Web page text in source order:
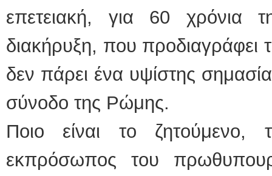
επετειακή, για 60 χρόνια
διακήρυξη, που
δεν πάρει ένα υψίστης
σύνοδο της Ρώμης.
Ποιο είναι το
εκπρόσωπος του